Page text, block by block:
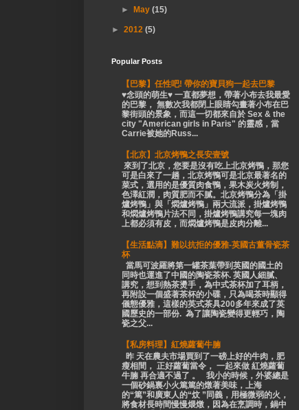
►
May(15)
► 2012 (5)
Popular Posts
【巴黎】任性吧! 帶你的寶貝狗一起去巴黎
♥念頭的萌生♥ 一直都夢想，帶著小布去我最愛
的巴黎， 無數次我都閉上眼睛勾畫著小布在巴
黎街頭的景象，而這一切都來自於 Sex & the
city "American girls in Paris" 的靈感，當
Carrie被她的Russ...
【北京】北京烤鴨之長安壹號
來到了北京，您要是沒有吃上北京烤鴨，那您
可是白來了一趟，北京烤鴨可是北京最著名的
菜式，選用的是優質肉食鴨，果木炭火烤制，
色澤紅潤，肉質肥而不膩。北京烤鴨分為「掛
爐烤鴨」與「燜爐烤鴨」兩大流派，掛爐烤鴨
和燜爐烤鴨片法不同，掛爐烤鴨講究每一塊肉
上都必須有皮，而燜爐烤鴨是皮肉分離...
【生活點滴】難以抗拒的優雅-英國古董骨瓷茶
杯
當馬可波羅將第一罐茶葉帶到英國的國土的
同時也運進了中國的陶瓷茶杯. 英國人細膩、
講究，想到熱茶燙手，為中式茶杯加了耳柄，
再附設一個盛著茶杯的小碟，只為喝茶時顯得
儀態優雅，這樣的英式茶具200多年來成了英
國歷史的一部份. 為了讓陶瓷變得更輕巧，陶
瓷之父...
【私房料理】紅燒蘿蔔牛腩
昨 天在農夫市場買到了一磅上好的牛肉，肥
瘦相間， 正好蘿蔔當令， 一起來做 紅燒蘿蔔
牛腩 再合適不過了 。 我小的時候，外婆總是
一個砂鍋裏小火篤篤的燉著美味，上海
的“篤”和廣東人的“炆 ”同義，用極微弱的火，
將食材長時間慢慢煨燉，因為在烹調時，鍋中